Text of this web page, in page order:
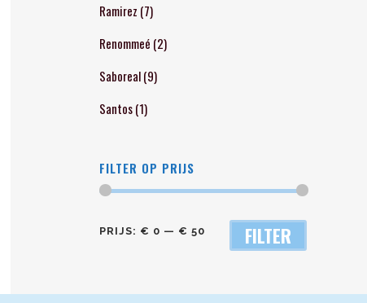
Ramirez (7)
Renommeé (2)
Saboreal(9)
Santos(1)
FILTER OP PRIJS
Min.
Max.
FILTER
PRIJS: € 0 — € 50